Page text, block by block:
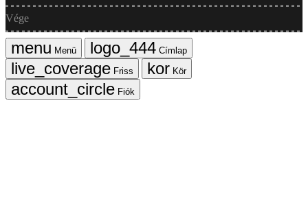
Vége
Menü
Címlap
Friss
Kör
Fiók